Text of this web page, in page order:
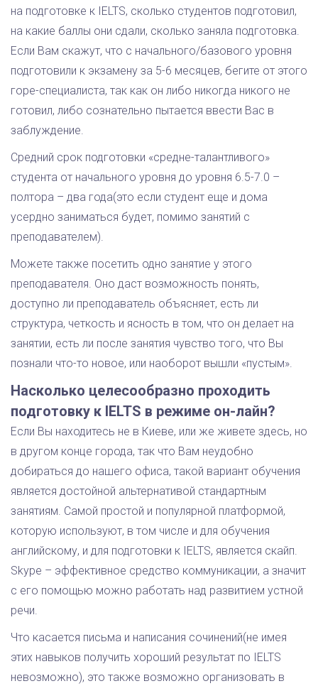
на подготовке к IELTS, сколько студентов подготовил,
на какие баллы они сдали, сколько заняла подготовка.
Если Вам скажут, что с начального/базового уровня
подготовили к экзамену за 5-6 месяцев, бегите от этого
горе-специалиста, так как он либо никогда никого не
готовил, либо сознательно пытается ввести Вас в
заблуждение.
Средний срок подготовки «средне-талантливого»
студента от начального уровня до уровня 6.5-7.0 –
полтора – два года(это если студент еще и дома
усердно заниматься будет, помимо занятий с
преподавателем).
Можете также посетить одно занятие у этого
преподавателя. Оно даст возможность понять,
доступно ли преподаватель объясняет, есть ли
структура, четкость и ясность в том, что он делает на
занятии, есть ли после занятия чувство того, что Вы
познали что-то новое, или наоборот вышли «пустым».
Насколько целесообразно проходить
подготовку к IELTS в режиме он-лайн?
Если Вы находитесь не в Киеве, или же живете здесь, но
в другом конце города, так что Вам неудобно
добираться до нашего офиса, такой вариант обучения
является достойной альтернативой стандартным
занятиям. Самой простой и популярной платформой,
которую используют, в том числе и для обучения
английскому, и для подготовки к IELTS, является скайп.
Skype – эффективное средство коммуникации, а значит
с его помощью можно работать над развитием устной
речи.
Что касается письма и написания сочинений(не имея
этих навыков получить хороший результат по IELTS
невозможно), это также возможно организовать в